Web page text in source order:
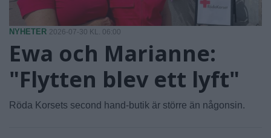
NYHETER 2026-07-30 KL. 06:00
Ewa och Marianne:
"Flytten blev ett lyft"
Röda Korsets second hand-butik är större än någonsin.